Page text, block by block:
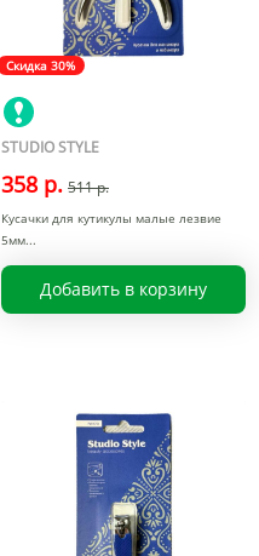
Скидка 30%
STUDIO STYLE
358 р. 511 р.
Кусачки для кутикулы малые лезвие
5мм
Добавить в корзину